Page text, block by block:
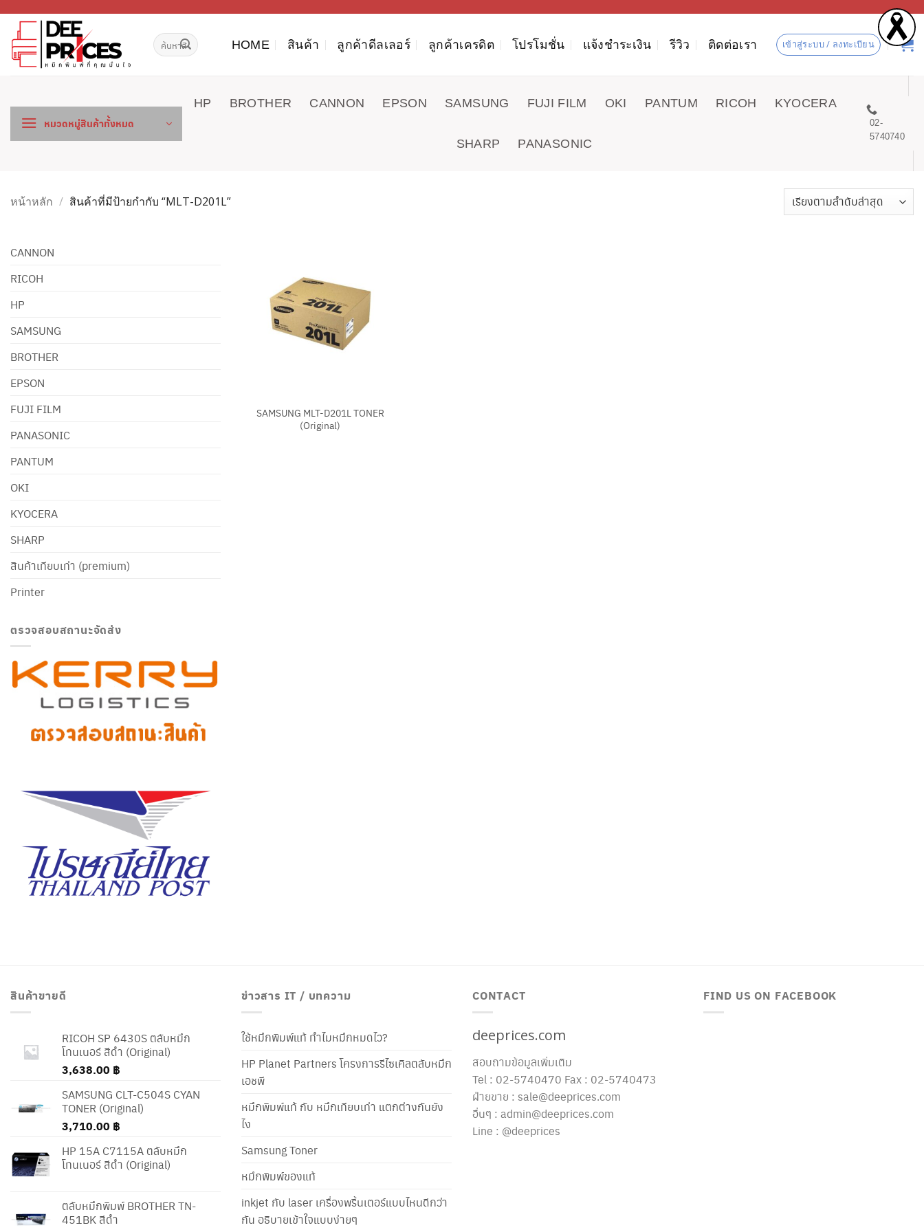
เนื้อหา
ค้นหา: HOME สินค้า ลูกค้าดีลเลอร์ ลูกค้าเครดิต โปรโมชั่น แจ้งชำระเงิน รีวิว ติดต่อเรา เข้าสู่ระบบ / ลงทะเบียน
หมวดหมู่สินค้าทั้งหมด
HP BROTHER CANNON EPSON SAMSUNG FUJI FILM OKI PANTUM RICOH KYOCERA
SHARP PANASONIC
02-
5740740
หน้าหลัก / สินค้าที่มีป้ายกำกับ “MLT-D201L”
CANNON
RICOH
HP
SAMSUNG
BROTHER
EPSON
FUJI FILM
PANASONIC
PANTUM
OKI
KYOCERA
SHARP
สินค้าเทียบเท่า (premium)
Printer
ตรวจสอบสถานะจัดส่ง
SAMSUNG MLT-D201L TONER
(Original)
สินค้าขายดี
RICOH SP 6430S ตลับหมึก
โทนเนอร์ สีดำ (Original)
3,638.00 ฿
SAMSUNG CLT-C504S CYAN
TONER (Original)
3,710.00 ฿
HP 15A C7115A ตลับหมึก
โทนเนอร์ สีดำ (Original)
ตลับหมึกพิมพ์ BROTHER TN-
451BK สีดำ
ข่าวสาร IT / บทความ
ใช้หมึกพิมพ์แท้ ทำไมหมึกหมดไว?
HP Planet Partners โครงการรีไซเคิลตลับหมึก
เอชพี
หมึกพิมพ์แท้ กับ หมึกเทียบเท่า แตกต่างกันยัง
ไง
Samsung Toner
หมึกพิมพ์ของแท้
inkjet กับ laser เครื่องพริ้นเตอร์แบบไหนดีกว่า
กัน อธิบายเข้าใจแบบง่ายๆ
CONTACT
deeprices.com
สอบถามข้อมูลเพิ่มเติม
Tel : 02-5740470 Fax : 02-5740473
ฝ่ายขาย : sale@deeprices.com
อื่นๆ : admin@deeprices.com
Line : @deeprices
FIND US ON FACEBOOK